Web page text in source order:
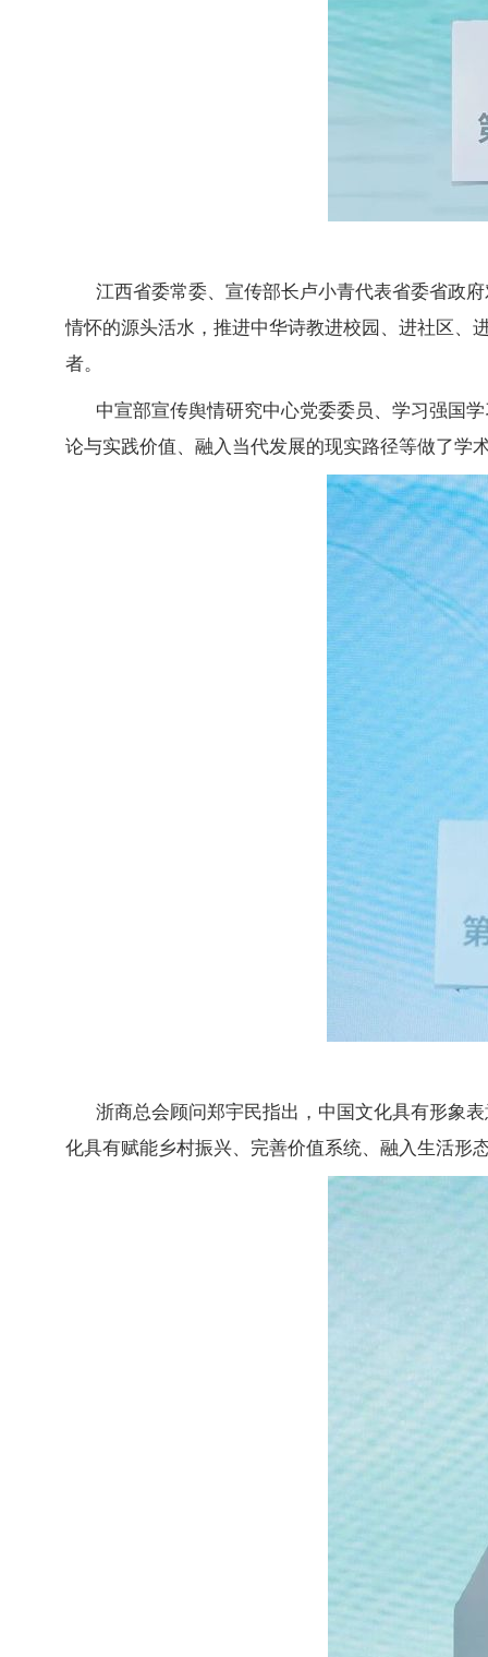
江西省委常委、宣传部长卢小青代表省委省政
情怀的源头活水，推进中华诗教进校园、进社区、
者。
中宣部宣传舆情研究中心党委委员、学习强国
论与实践价值、融入当代发展的现实路径等做了学
浙商总会顾问郑宇民指出，中国文化具有形象
化具有赋能乡村振兴、完善价值系统、融入生活形